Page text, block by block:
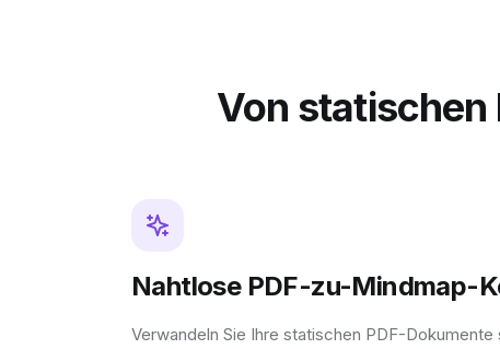
Von statischen
Nahtlose PDF-zu-Mindmap-
Verwandeln Sie Ihre statischen PDF-